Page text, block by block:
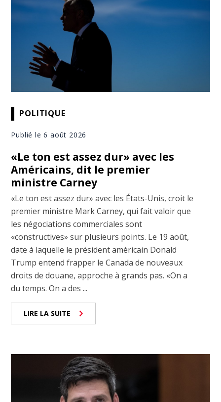
POLITIQUE
Publié le 6 août 2026
«Le ton est assez dur» avec les
Américains, dit le premier
ministre Carney
«Le ton est assez dur» avec les États-Unis, croit le
premier ministre Mark Carney, qui fait valoir que
les négociations commerciales sont
«constructives» sur plusieurs points. Le 19 août,
date à laquelle le président américain Donald
Trump entend frapper le Canada de nouveaux
droits de douane, approche à grands pas. «On a
du temps. On a des ...
LIRE LA SUITE